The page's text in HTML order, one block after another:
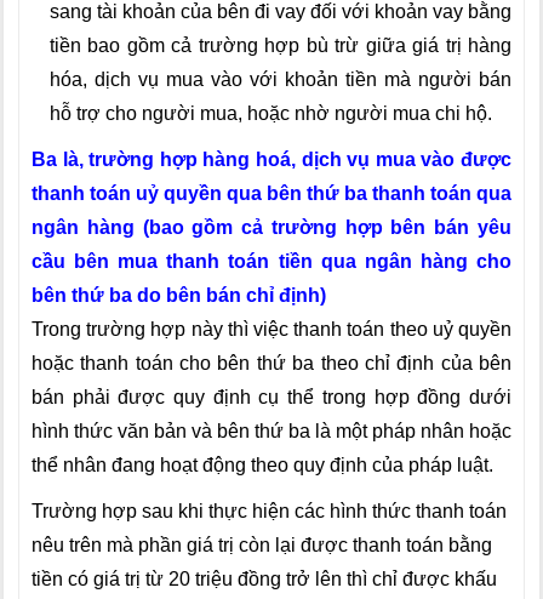
sang tài khoản của bên đi vay đối với khoản vay bằng
tiền bao gồm cả trường hợp bù trừ giữa giá trị hàng
hóa, dịch vụ mua vào với khoản tiền mà người bán
hỗ trợ cho người mua, hoặc nhờ người mua chi hộ.
Ba là, trường hợp hàng hoá, dịch vụ mua vào được
thanh toán uỷ quyền qua bên thứ ba thanh toán qua
ngân hàng (bao gồm cả trường hợp bên bán yêu
cầu bên mua thanh toán tiền qua ngân hàng cho
bên thứ ba do bên bán chỉ định)
Trong trường hợp này thì việc thanh toán theo uỷ quyền
hoặc thanh toán cho bên thứ ba theo chỉ định của bên
bán phải được quy định cụ thể trong hợp đồng dưới
hình thức văn bản và bên thứ ba là một pháp nhân hoặc
thể nhân đang hoạt động theo quy định của pháp luật.
Trường hợp sau khi thực hiện các hình thức thanh toán
nêu trên mà phần giá trị còn lại được thanh toán bằng
tiền có giá trị từ 20 triệu đồng trở lên thì chỉ được khấu